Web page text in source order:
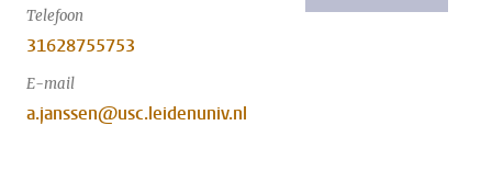
Telefoon
31628755753
E-mail
a.janssen@usc.leidenuniv.nl